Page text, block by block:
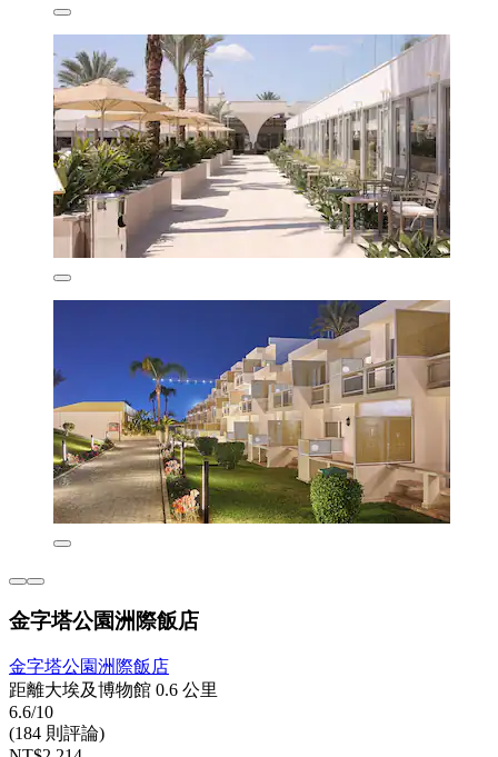
金字塔公園洲際飯店
金字塔公園洲際飯店
距離大埃及博物館 0.6 公里
6.6/10
(184 則評論)